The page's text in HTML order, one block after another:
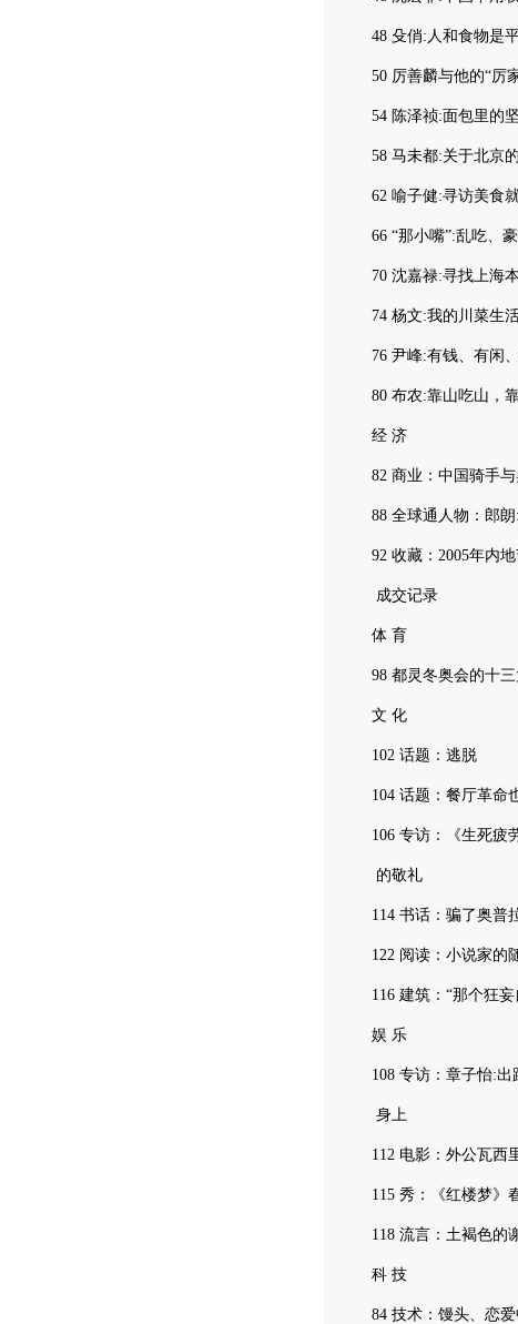
48 殳俏:人和食物是
50 厉善麟与他的“厉
54 陈泽祯:面包里的
58 马未都:关于北京的
62 喻子健:寻访美食就
66 “那小嘴”:乱吃、豪
70 沈嘉禄:寻找上海本
74 杨文:我的川菜生
76 尹峰:有钱、有闲
80 布农:靠山吃山，
经 济
82 商业：中国骑手与
88 全球通人物：郎朗:
92 收藏：2005年内地
成交记录
体 育
98 都灵冬奥会的十三
文 化
102 话题：逃脱
104 话题：餐厅革命
106 专访：《生死疲
的敬礼
114 书话：骗了奥普
122 阅读：小说家的
116 建筑：“那个狂妄
娱 乐
108 专访：章子怡:出
身上
112 电影：外公瓦西
115 秀：《红楼梦》
118 流言：土褐色的
科 技
84 技术：馒头、恋爱